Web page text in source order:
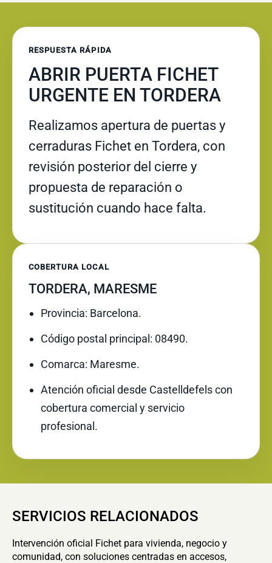
RESPUESTA RÁPIDA
ABRIR PUERTA FICHET
URGENTE EN TORDERA
Realizamos apertura de puertas y
cerraduras Fichet en Tordera, con
revisión posterior del cierre y
propuesta de reparación o
sustitución cuando hace falta.
COBERTURA LOCAL
TORDERA, MARESME
Provincia: Barcelona.
Código postal principal: 08490.
Comarca: Maresme.
Atención oficial desde Castelldefels con
cobertura comercial y servicio
profesional.
SERVICIOS RELACIONADOS
Intervención oficial Fichet para vivienda, negocio y
comunidad, con soluciones centradas en accesos,